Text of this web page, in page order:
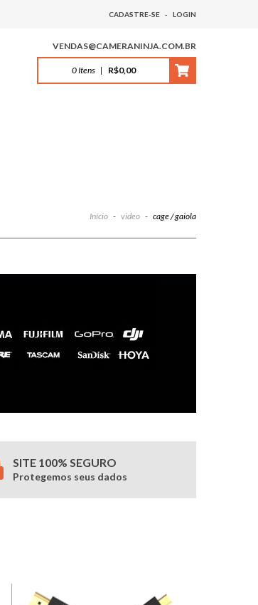
CADASTRE-SE - LOGIN
VENDAS@CAMERANINJA.COM.BR
0Itens | R$0,00
Início - video - cage / gaiola
SITE 100% SEGURO
Protegemos seus dados